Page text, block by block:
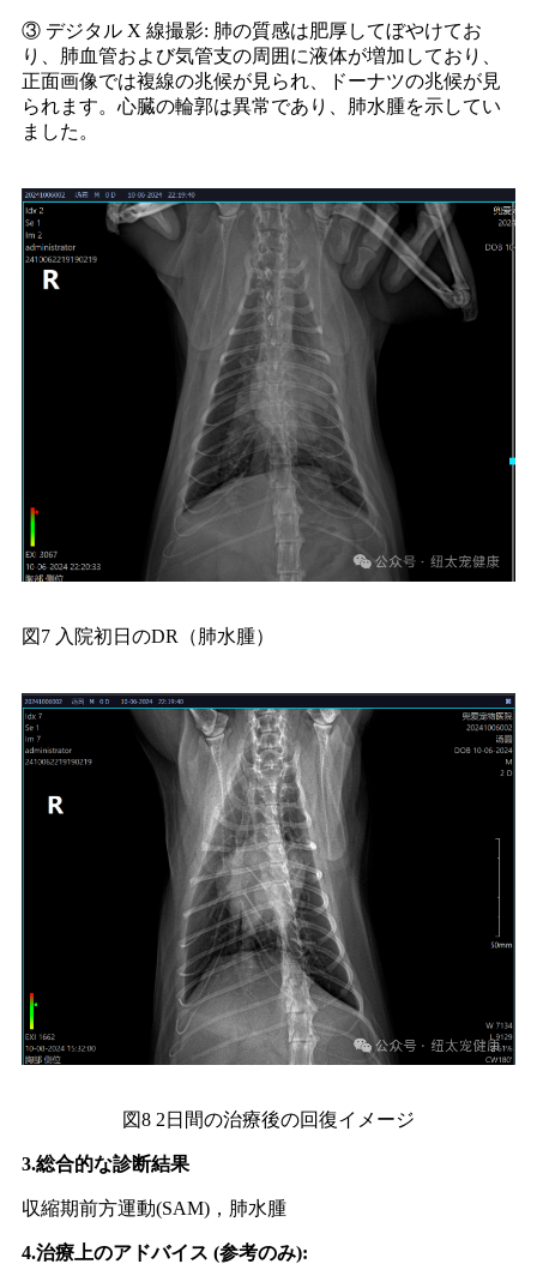
③ デジタル X 線撮影: 肺の質感は肥厚してぼやけてお
り、肺血管および気管支の周囲に液体が増加しており、
正面画像では複線の兆候が見られ、ドーナツの兆候が見
られます。心臓の輪郭は異常であり、肺水腫を示してい
ました。
図7 入院初日のDR（肺水腫）
図8 2日間の治療後の回復イメージ
3.総合的な診断結果
収縮期前方運動(SAM)，肺水腫
4.治療上のアドバイス (参考のみ):